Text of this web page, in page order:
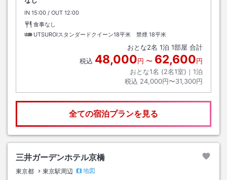
IN チェックイン
15:00 / OUT チェックアウト
12:00
食事なし
UTSUROIスタンダードクイーン18平米 禁煙 18平米
おとな2名 1泊 1部屋 合計
税込 48,000円 〜 62,600円
おとな1名 (2名1室)｜ 1泊
税込 24,000円〜31,300円
全ての宿泊プランを見る
三井ガーデンホテル京橋
東京都 東京駅周辺
地図